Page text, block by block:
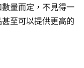
量而定，不見得一
至可以提供更高的